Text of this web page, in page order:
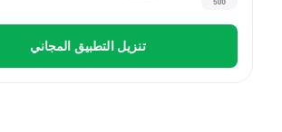
تنزيل التطبيق المجاني